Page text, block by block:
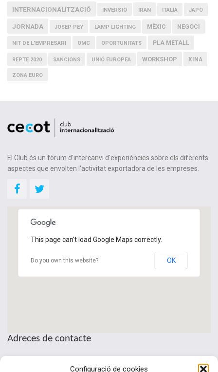
Configuració de cookies
INTERNACIONALITZACIÓ INVERSIÓ IRAN ITÀLIA JAPÓ
JORNADA JOSEP PEY LAMP LIGHTING MÈXIC NEGOCI
NIT DE L'EMPRESARI OMC OPORTUNITATS PLA METALL
REPTE 2020 SANCIONS UNIÓ EUROPEA WORKSHOP XINA
ZONA EURO
El Club és un fòrum d'intercanvi d'experiències sobre els diferents
aspectes que envolten l'activitat exportadora de les empreses.
This page can't load Google Maps correctly.
Do you own this website? OK
Adreces de contacte